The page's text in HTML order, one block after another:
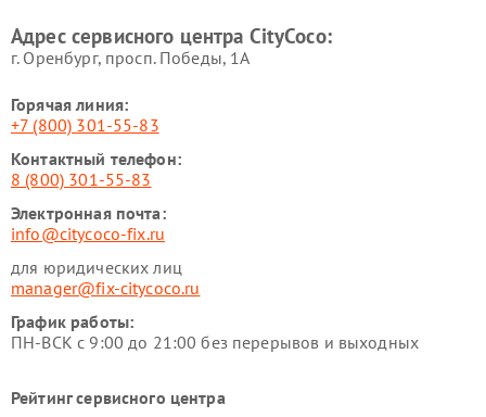
Адрес сервисного центра CityCoco:
г. Оренбург, просп. Победы, 1А
Горячая линия:
+7 (800) 301-55-83
Контактный телефон:
8 (800) 301-55-83
Электронная почта:
info@citycoco-fix.ru
для юридических лиц
manager@fix-citycoco.ru
График работы:
ПН-ВСК с 9:00 до 21:00 без перерывов и выходных
Рейтинг сервисного центра